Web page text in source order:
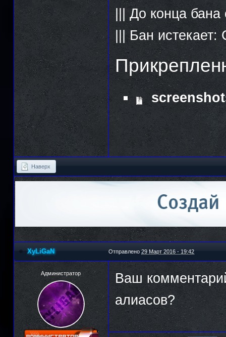
||| До конца
||| Бан истекает:
Наверх
XyLiGaN Отправлено 29 Март 2016 - 19:42
Администратор
Ваш
алиасов?